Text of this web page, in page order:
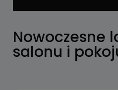
Nowoczesne
salonu i